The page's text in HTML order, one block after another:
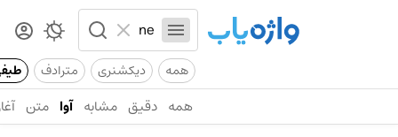
همه دیکشنری مترادف
همه دقیق مشابه آوا متن